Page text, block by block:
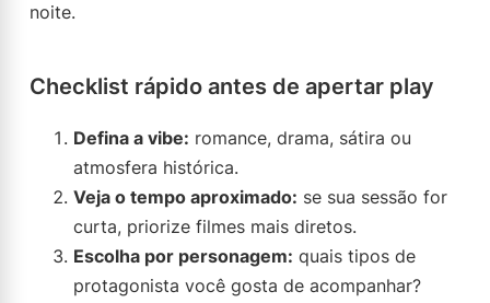
noite.
Checklist rápido antes de apertar play
Defina a vibe: romance, drama, sátira ou
atmosfera histórica.
Veja o tempo aproximado: se sua sessão for
curta, priorize filmes mais diretos.
Escolha por personagem: quais tipos de
protagonista você gosta de acompanhar?